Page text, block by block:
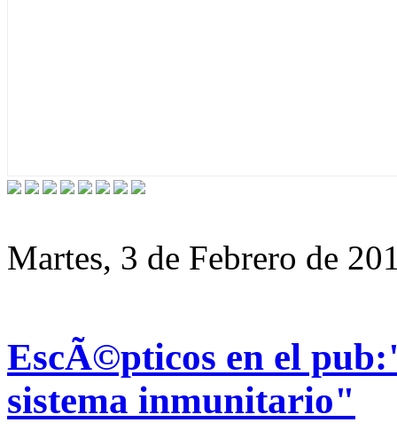
Martes, 3 de Febrero de
EscÃ©pticos en el
sistema inmunitario"